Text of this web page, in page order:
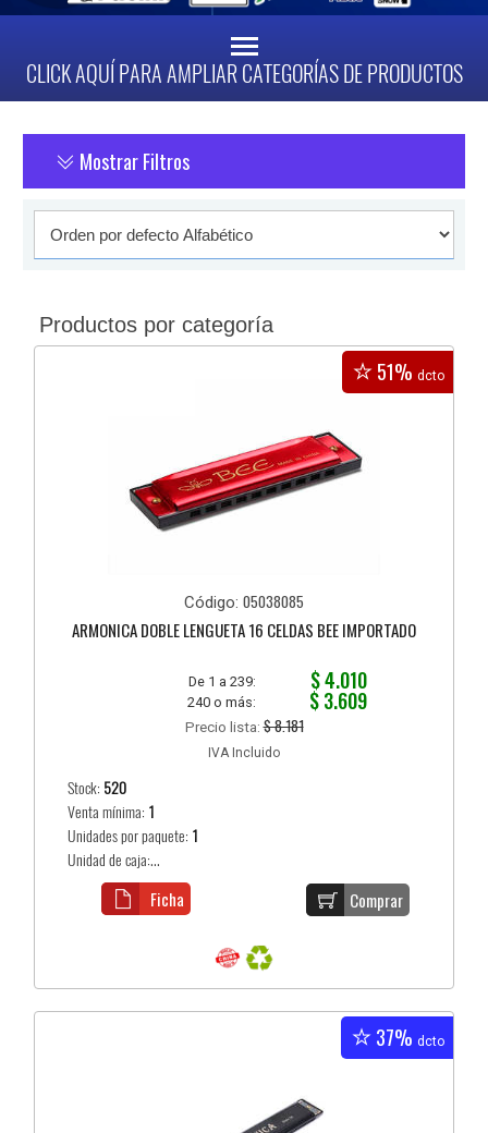
CLICK AQUÍ PARA AMPLIAR CATEGORÍAS DE PRODUCTOS
Mostrar Filtros
Productos por categoría
51% dcto
Código: 05038085
ARMONICA DOBLE LENGUETA 16 CELDAS BEE IMPORTADO
De 1 a 239: $ 4.010
240 o más: $ 3.609
Precio lista:$ 8.181
IVA Incluido
Stock: 520
Venta mínima: 1
Unidades por paquete: 1
Unidad de caja:...
Comprar
Ficha
37% dcto